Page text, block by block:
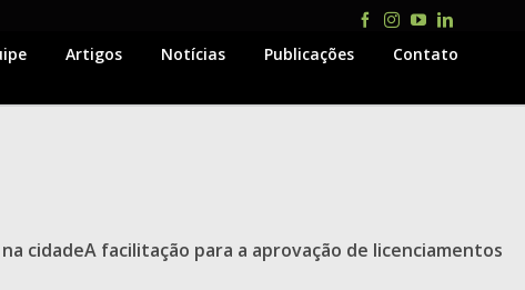
Facebook
Instagram
YouTubeLinkedIn
Artigos Notícias Publicações Contato
cidadeA facilitação para a aprovação de licenciamentos